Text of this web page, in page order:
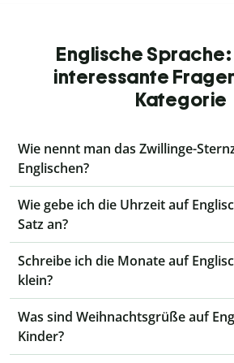
Englische
interessante
Kategorie
Wie nennt man das Zwillinge-
Englischen?
Wie gebe ich die Uhrzeit auf
Satz an?
Schreibe ich die Monate auf
klein?
Was sind Weihnachtsgrüße auf
Kinder?